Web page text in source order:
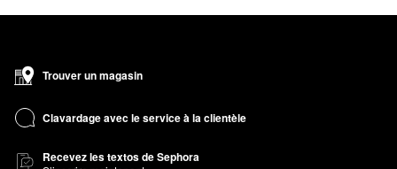
Trouver un magasin
Clavardage avec le service à la clientèle
Recevez les textos de Sephora